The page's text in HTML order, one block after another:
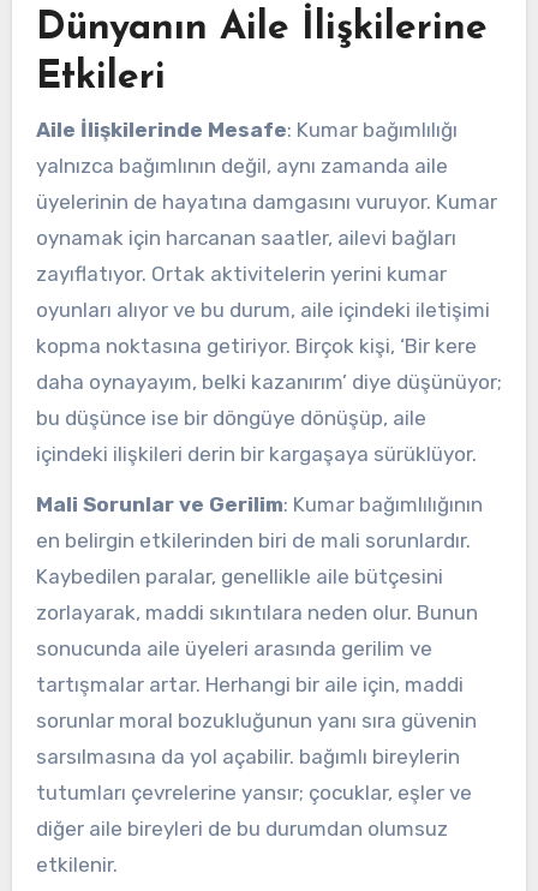
Dünyanın Aile İlişkilerine
Etkileri
Aile İlişkilerinde Mesafe: Kumar bağımlılığı
yalnızca bağımlının değil, aynı zamanda aile
üyelerinin de hayatına damgasını vuruyor. Kumar
oynamak için harcanan saatler, ailevi bağları
zayıflatıyor. Ortak aktivitelerin yerini kumar
oyunları alıyor ve bu durum, aile içindeki iletişimi
kopma noktasına getiriyor. Birçok kişi, ‘Bir kere
daha oynayayım, belki kazanırım’ diye düşünüyor;
bu düşünce ise bir döngüye dönüşüp, aile
içindeki ilişkileri derin bir kargaşaya sürüklüyor.
Mali Sorunlar ve Gerilim: Kumar bağımlılığının
en belirgin etkilerinden biri de mali sorunlardır.
Kaybedilen paralar, genellikle aile bütçesini
zorlayarak, maddi sıkıntılara neden olur. Bunun
sonucunda aile üyeleri arasında gerilim ve
tartışmalar artar. Herhangi bir aile için, maddi
sorunlar moral bozukluğunun yanı sıra güvenin
sarsılmasına da yol açabilir. bağımlı bireylerin
tutumları çevrelerine yansır; çocuklar, eşler ve
diğer aile bireyleri de bu durumdan olumsuz
etkilenir.